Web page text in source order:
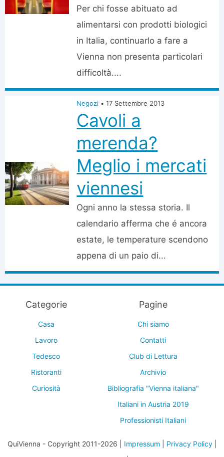
Per chi fosse abituato ad
alimentarsi con prodotti biologici
in Italia, continuarlo a fare a
Vienna non presenta particolari
difficoltà....
Negozi • 17 Settembre 2013
Cavoli a
merenda?
Meglio i mercati
viennesi
Ogni anno la stessa storia. Il
calendario afferma che é ancora
estate, le temperature scendono
appena di un paio di...
Categorie
Casa
Lavoro
Tedesco
Ristoranti
Curiosità
Pagine
Chi siamo
Contatti
Club di Lettura
Archivio
Bibliografia "Vienna italiana"
Italiani in Austria 2019
Professionisti Italiani
QuiVienna - Copyright 2011-2026 | Impressum Privacy Policy|